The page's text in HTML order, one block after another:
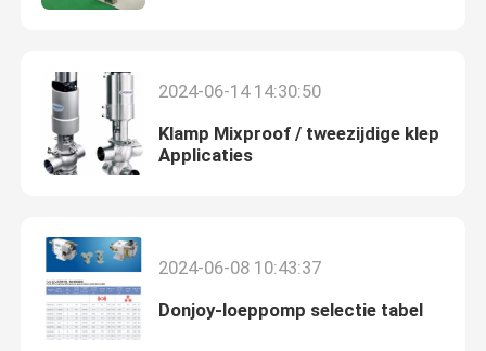
Sanitaire globe-klep
Intelligente klep positioner
Hydraulische Terugslagkleppen
2024-06-14 14:30:50
Klamp Mixproof / tweezijdige klep
Applicaties
2024-06-08 10:43:37
Donjoy-loeppomp selectie tabel